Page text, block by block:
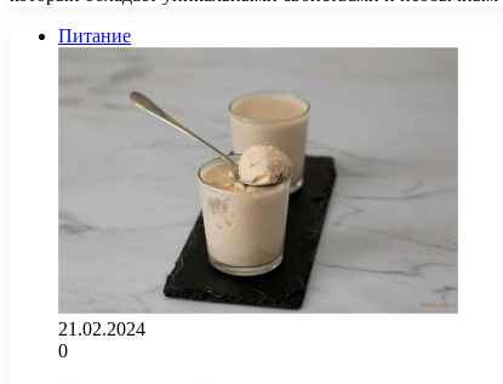
Питание
21.02.2024
0